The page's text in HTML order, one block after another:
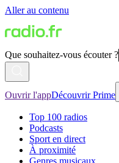
Aller au contenu
Que souhaitez-vous écouter ?
Ouvrir l'appDécouvrir Prime
Top 100 radios
Podcasts
Sport en direct
À proximité
Genres musicaux